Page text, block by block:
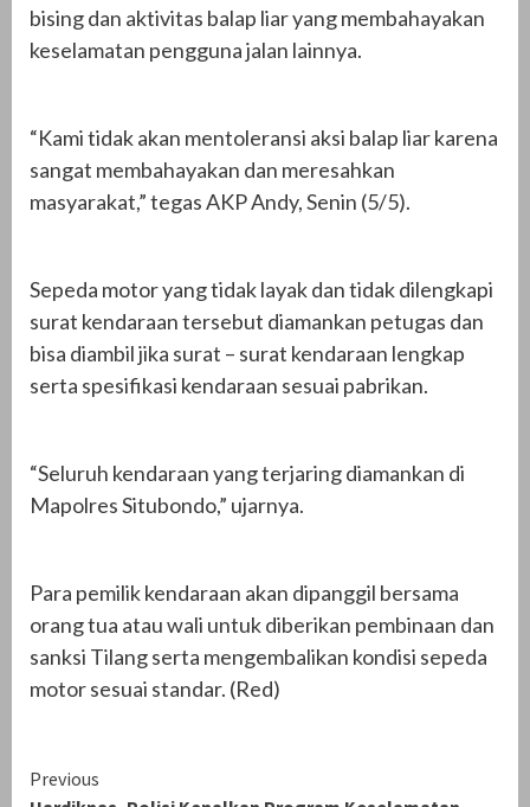
bising dan aktivitas balap liar yang membahayakan
keselamatan pengguna jalan lainnya.
“Kami tidak akan mentoleransi aksi balap liar karena
sangat membahayakan dan meresahkan
masyarakat,” tegas AKP Andy, Senin (5/5).
Sepeda motor yang tidak layak dan tidak dilengkapi
surat kendaraan tersebut diamankan petugas dan
bisa diambil jika surat – surat kendaraan lengkap
serta spesifikasi kendaraan sesuai pabrikan.
“Seluruh kendaraan yang terjaring diamankan di
Mapolres Situbondo,” ujarnya.
Para pemilik kendaraan akan dipanggil bersama
orang tua atau wali untuk diberikan pembinaan dan
sanksi Tilang serta mengembalikan kondisi sepeda
motor sesuai standar. (Red)
Continue
Previous